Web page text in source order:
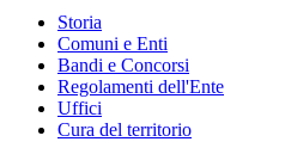
Storia
Comuni e Enti
Bandi e Concorsi
Regolamenti dell'Ente
Uffici
Cura del territorio